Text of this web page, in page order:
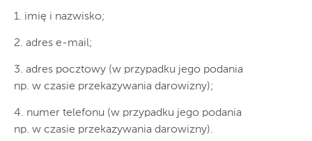
1. imię i nazwisko;
2. adres e-mail;
3. adres pocztowy (w przypadku jego podania
np. w czasie przekazywania darowizny);
4. numer telefonu (w przypadku jego podania
np. w czasie przekazywania darowizny).